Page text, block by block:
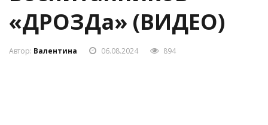
воспитанников
«ДРОЗДа» (ВИДЕО)